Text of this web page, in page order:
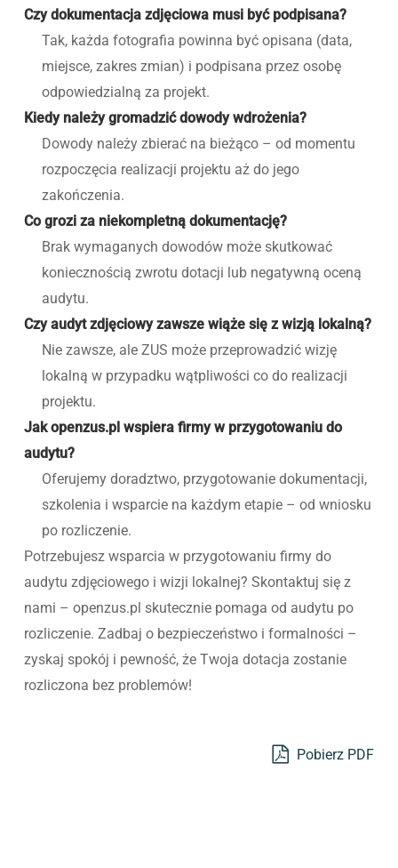
Czy dokumentacja zdjęciowa musi być podpisana?
Tak, każda fotografia powinna być opisana (data,
miejsce, zakres zmian) i podpisana przez osobę
odpowiedzialną za projekt.
Kiedy należy gromadzić dowody wdrożenia?
Dowody należy zbierać na bieżąco – od momentu
rozpoczęcia realizacji projektu aż do jego
zakończenia.
Co grozi za niekompletną dokumentację?
Brak wymaganych dowodów może skutkować
koniecznością zwrotu dotacji lub negatywną oceną
audytu.
Czy audyt zdjęciowy zawsze wiąże się z wizją lokalną?
Nie zawsze, ale ZUS może przeprowadzić wizję
lokalną w przypadku wątpliwości co do realizacji
projektu.
Jak openzus.pl wspiera firmy w przygotowaniu do
audytu?
Oferujemy doradztwo, przygotowanie dokumentacji,
szkolenia i wsparcie na każdym etapie – od wniosku
po rozliczenie.
Potrzebujesz wsparcia w przygotowaniu firmy do
audytu zdjęciowego i wizji lokalnej? Skontaktuj się z
nami – openzus.pl skutecznie pomaga od audytu po
rozliczenie. Zadbaj o bezpieczeństwo i formalności –
zyskaj spokój i pewność, że Twoja dotacja zostanie
rozliczona bez problemów!
Pobierz PDF